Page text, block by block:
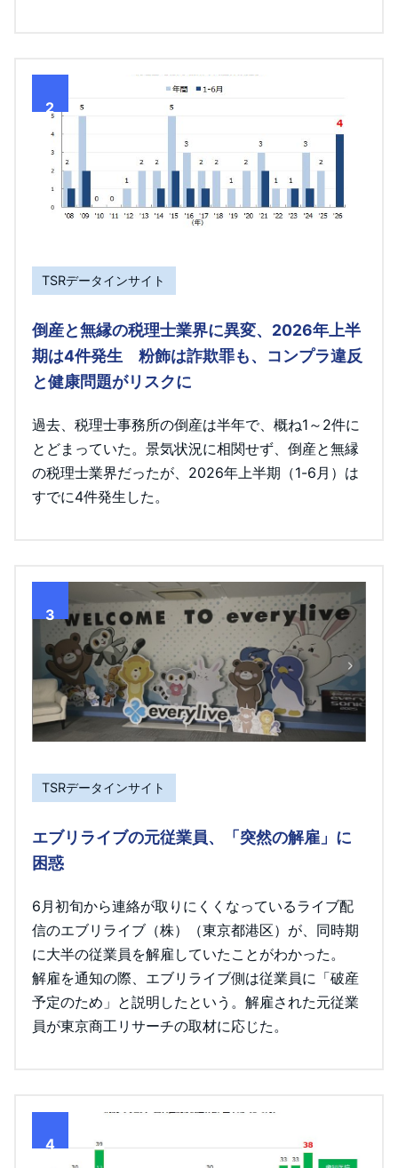
2
TSRデータインサイト
倒産と無縁の税理士業界に異変、2026年上半
期は4件発生 粉飾は詐欺罪も、コンプラ違反
と健康問題がリスクに
過去、税理士事務所の倒産は半年で、概ね1～2件に
とどまっていた。景気状況に相関せず、倒産と無縁
の税理士業界だったが、2026年上半期（1-6月）は
すでに4件発生した。
3
TSRデータインサイト
エブリライブの元従業員、「突然の解雇」に
困惑
6月初旬から連絡が取りにくくなっているライブ配
信のエブリライブ（株）（東京都港区）が、同時期
に大半の従業員を解雇していたことがわかった。
解雇を通知の際、エブリライブ側は従業員に「破産
予定のため」と説明したという。解雇された元従業
員が東京商工リサーチの取材に応じた。
4